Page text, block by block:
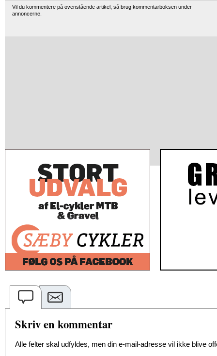
Vil du kommentere på ovenstående artikel, så brug kommentarboksen under
annoncerne.
Skriv en kommentar
Alle felter skal udfyldes, men din e-mail-adresse vil ikke blive